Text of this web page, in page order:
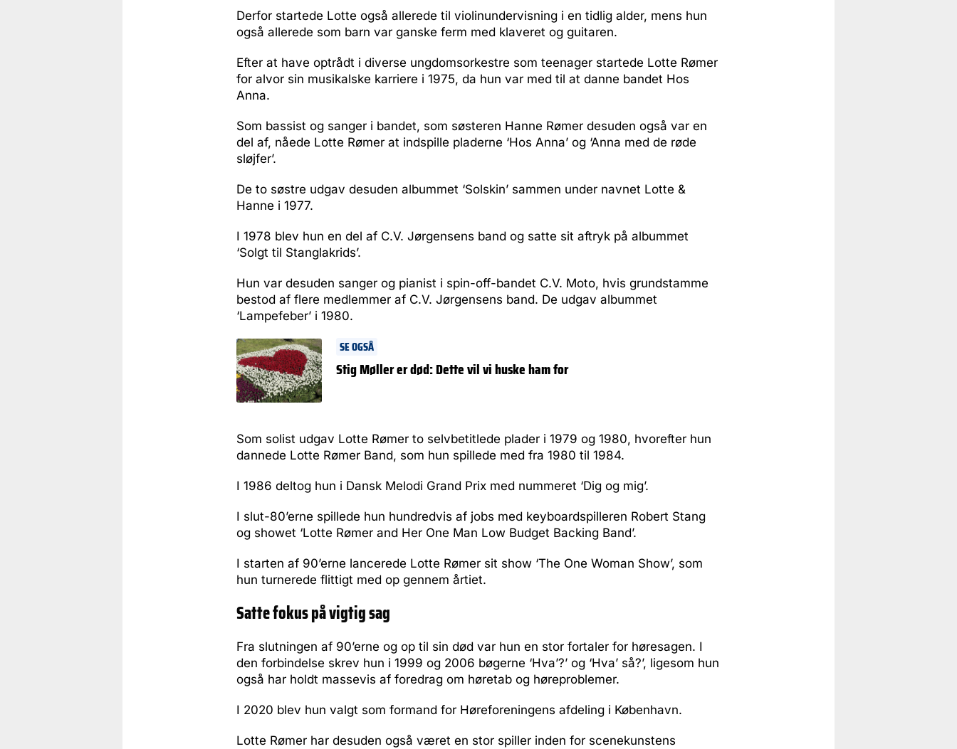
Derfor startede Lotte også allerede til violinundervisning i en tidlig alder, mens hun
også allerede som barn var ganske ferm med klaveret og guitaren.
Efter at have optrådt i diverse ungdomsorkestre som teenager startede Lotte Rømer
for alvor sin musikalske karriere i 1975, da hun var med til at danne bandet Hos
Anna.
Som bassist og sanger i bandet, som søsteren Hanne Rømer desuden også var en
del af, nåede Lotte Rømer at indspille pladerne ‘Hos Anna’ og ‘Anna med de røde
sløjfer’.
De to søstre udgav desuden albummet ‘Solskin’ sammen under navnet Lotte &
Hanne i 1977.
I 1978 blev hun en del af C.V. Jørgensens band og satte sit aftryk på albummet
‘Solgt til Stanglakrids’.
Hun var desuden sanger og pianist i spin-off-bandet C.V. Moto, hvis grundstamme
bestod af flere medlemmer af C.V. Jørgensens band. De udgav albummet
‘Lampefeber’ i 1980.
SE OGSÅ
Stig Møller er død: Dette vil vi huske ham for
Som solist udgav Lotte Rømer to selvbetitlede plader i 1979 og 1980, hvorefter hun
dannede Lotte Rømer Band, som hun spillede med fra 1980 til 1984.
I 1986 deltog hun i Dansk Melodi Grand Prix med nummeret ‘Dig og mig’.
I slut-80’erne spillede hun hundredvis af jobs med keyboardspilleren Robert Stang
og showet ‘Lotte Rømer and Her One Man Low Budget Backing Band’.
I starten af 90’erne lancerede Lotte Rømer sit show ‘The One Woman Show’, som
hun turnerede flittigt med op gennem årtiet.
Satte fokus på vigtig sag
Fra slutningen af 90’erne og op til sin død var hun en stor fortaler for høresagen. I
den forbindelse skrev hun i 1999 og 2006 bøgerne ‘Hva’?’ og ‘Hva’ så?’, ligesom hun
også har holdt massevis af foredrag om høretab og høreproblemer.
I 2020 blev hun valgt som formand for Høreforeningens afdeling i København.
Lotte Rømer har desuden også været en stor spiller inden for scenekunstens